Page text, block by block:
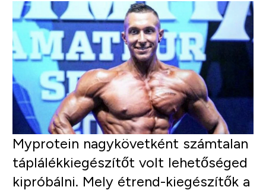
Myprotein nagykövetként számtalan
táplálékkiegészítőt volt lehetőséged
kipróbálni. Mely étrend-kiegészítők a